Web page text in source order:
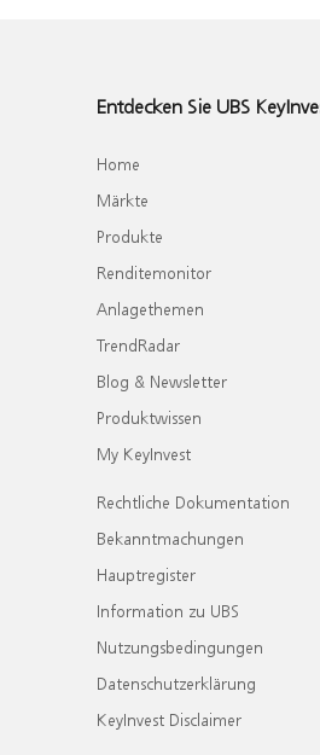
Entdecken Sie UBS
Home
Märkte
Produkte
Renditemonitor
Anlagethemen
TrendRadar
Blog & Newsletter
Produktwissen
My KeyInvest
Rechtliche Dokumentation
Bekanntmachungen
Hauptregister
Information zu UBS
Nutzungsbedingungen
Datenschutzerklärung
KeyInvest Disclaimer